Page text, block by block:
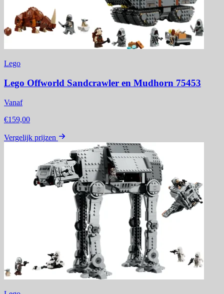
Lego
Lego Offworld Sandcrawler en Mudhorn 75453
Vanaf
€159,00
Vergelijk prijzen